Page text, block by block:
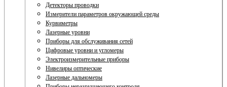
Детекторы проводки
Измерители параметров окружающей среды
Курвиметры
Лазерные уровни
Приборы для обслуживания сетей
Цифровые уровни и угломеры
Электроизмерительные приборы
Нивелиры оптические
Лазерные дальномеры